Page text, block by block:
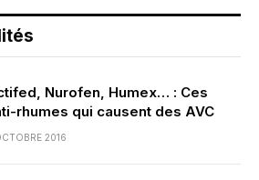
Nurofen, Humex… : Ces
rhumes qui causent des AVC
2016